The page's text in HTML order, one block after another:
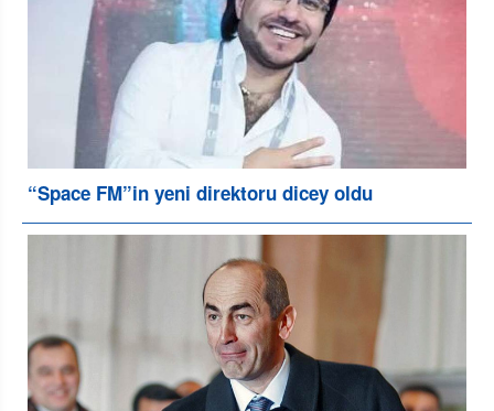
“Space FM”in yeni direktoru dicey oldu